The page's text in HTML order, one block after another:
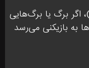
برگ یا برگ‌هایی
به بازیکنی می‌رسد